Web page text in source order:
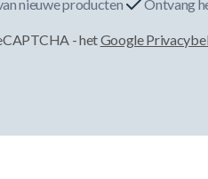
nieuwe producten Ontvang
- hetGoogle